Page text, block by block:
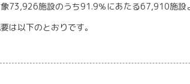
73,926施設のうち91.9％にあたる67,910施設
は以下のとおりです。